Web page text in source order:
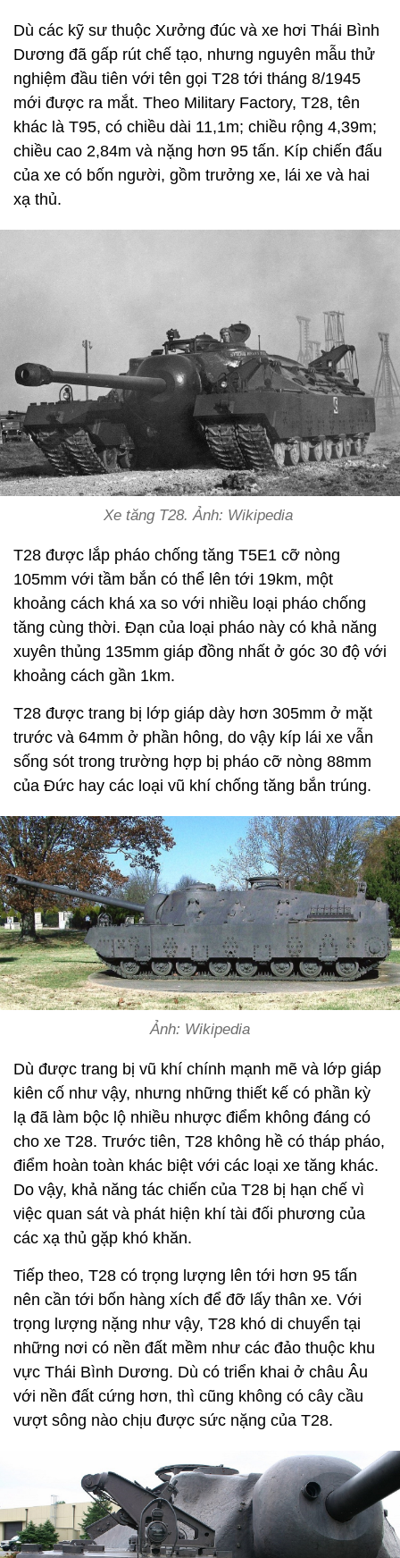
Dù các kỹ sư thuộc Xưởng đúc và xe hơi Thái Bình
Dương đã gấp rút chế tạo, nhưng nguyên mẫu thử
nghiệm đầu tiên với tên gọi T28 tới tháng 8/1945
mới được ra mắt. Theo Military Factory, T28, tên
khác là T95, có chiều dài 11,1m; chiều rộng 4,39m;
chiều cao 2,84m và nặng hơn 95 tấn. Kíp chiến đấu
của xe có bốn người, gồm trưởng xe, lái xe và hai
xạ thủ.
Xe tăng T28. Ảnh: Wikipedia
T28 được lắp pháo chống tăng T5E1 cỡ nòng
105mm với tầm bắn có thể lên tới 19km, một
khoảng cách khá xa so với nhiều loại pháo chống
tăng cùng thời. Đạn của loại pháo này có khả năng
xuyên thủng 135mm giáp đồng nhất ở góc 30 độ với
khoảng cách gần 1km.
T28 được trang bị lớp giáp dày hơn 305mm ở mặt
trước và 64mm ở phần hông, do vậy kíp lái xe vẫn
sống sót trong trường hợp bị pháo cỡ nòng 88mm
của Đức hay các loại vũ khí chống tăng bắn trúng.
Ảnh: Wikipedia
Dù được trang bị vũ khí chính mạnh mẽ và lớp giáp
kiên cố như vậy, nhưng những thiết kế có phần kỳ
lạ đã làm bộc lộ nhiều nhược điểm không đáng có
cho xe T28. Trước tiên, T28 không hề có tháp pháo,
điểm hoàn toàn khác biệt với các loại xe tăng khác.
Do vậy, khả năng tác chiến của T28 bị hạn chế vì
việc quan sát và phát hiện khí tài đối phương của
các xạ thủ gặp khó khăn.
Tiếp theo, T28 có trọng lượng lên tới hơn 95 tấn
nên cần tới bốn hàng xích để đỡ lấy thân xe. Với
trọng lượng nặng như vậy, T28 khó di chuyển tại
những nơi có nền đất mềm như các đảo thuộc khu
vực Thái Bình Dương. Dù có triển khai ở châu Âu
với nền đất cứng hơn, thì cũng không có cây cầu
vượt sông nào chịu được sức nặng của T28.